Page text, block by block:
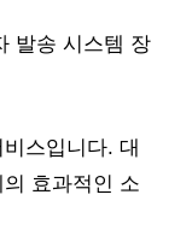
발송 시스템 장
스입니다. 대
효과적인 소